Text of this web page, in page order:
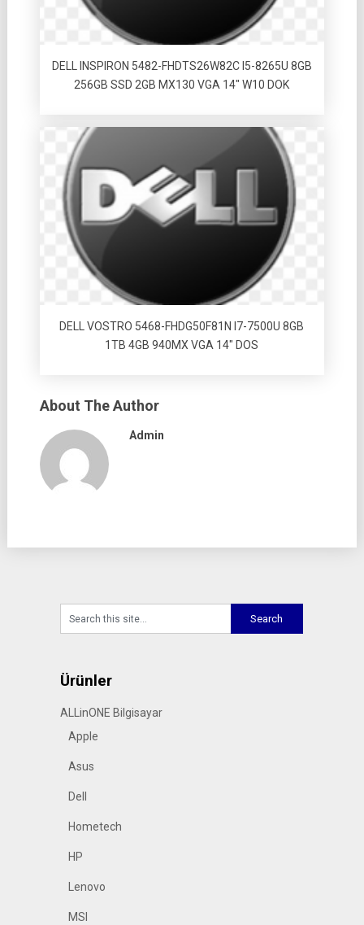
DELL INSPIRON 5482-FHDTS26W82C I5-8265U 8GB
256GB SSD 2GB MX130 VGA 14″ W10 DOK
DELL VOSTRO 5468-FHDG50F81N I7-7500U 8GB
1TB 4GB 940MX VGA 14″ DOS
About The Author
Admin
Ürünler
ALLinONE Bilgisayar
Apple
Asus
Dell
Hometech
HP
Lenovo
MSI